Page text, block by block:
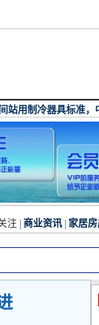
注 商业资讯 家居